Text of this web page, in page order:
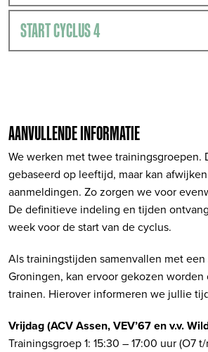
START CYCLUS 4
AANVULLENDE INFORMATIE
We werken met twee trainingsgroepen.
gebaseerd op leeftijd, maar kan
aanmeldingen. Zo zorgen we voor
De definitieve indeling en tijden
week voor de start van de cyclus.
Als trainingstijden samenvallen met
Groningen, kan ervoor gekozen
trainen. Hierover informeren we jullie
Vrijdag (ACV Assen, VEV’67 en v.v.
Trainingsgroep 1: 15:30 – 17:00 uur (O7 t/